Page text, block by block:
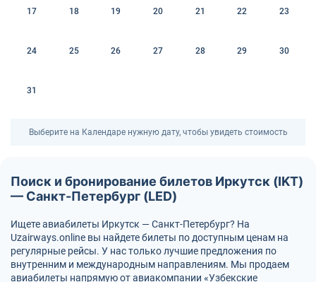
17 18 19 20 21 22 23
24 25 26 27 28 29 30
31
Выберите на Календаре нужную дату, чтобы увидеть стоимость
Поиск и бронирование билетов Иркутск (IKT)
— Санкт-Петербург (LED)
Ищете авиабилеты Иркутск — Санкт-Петербург? На
Uzairways.online вы найдете билеты по доступным ценам на
регулярные рейсы. У нас только лучшие предложения по
внутренним и международным направлениям. Мы продаем
авиабилеты напрямую от авиакомпании «Узбекские